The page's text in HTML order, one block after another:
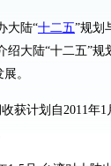
大陆“十二五”规划
绍大陆“十二五”
。
计划自2011年1